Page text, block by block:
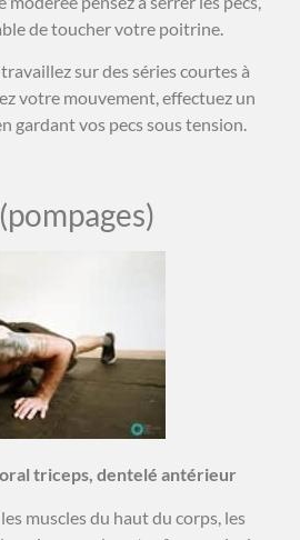
de toucher votre poitrine.
sur des séries courtes à
votre mouvement, effectuez un
gardant vos pecs sous tension.
triceps, dentelé antérieur
muscles du haut du corps, les